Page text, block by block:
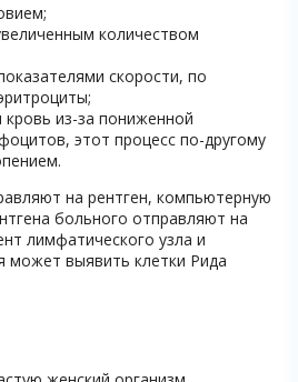
количеством
скорости, по
из-за пониженной
этот процесс по-другому
на рентген, компьютерную
больного отправляют на
лимфатического узла и
может выявить клетки Рида